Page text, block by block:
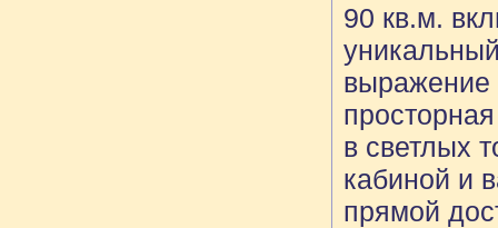
90 кв.м.
выражение
в светлых
кабиной и
прямой